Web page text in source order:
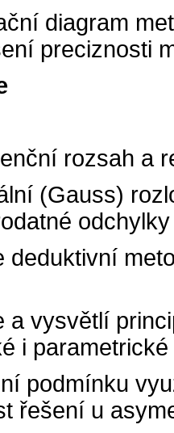
diagram
preciznosti
rozsah a
(Gauss)
deduktivní
a vysvětlí
i parametrické
podmínku
řešení u